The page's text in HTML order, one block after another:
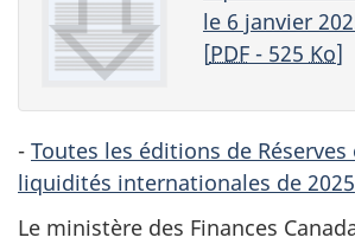
le 6 janvier
[PDF- 525 Ko]
- Toutes les éditions de
liquidités internationales de 2025
Le ministère des Finances